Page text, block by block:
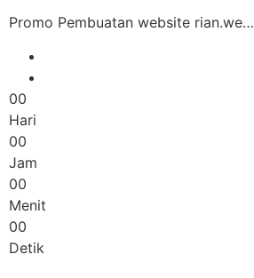
Promo Pembuatan website rian.we…
00
Hari
00
Jam
00
Menit
00
Detik